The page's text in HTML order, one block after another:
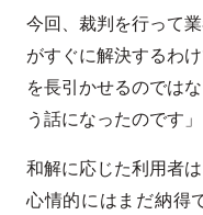
今回、裁判を行って
がすぐに解決するわ
を長引かせるのでは
う話になったのです」
和解に応じた利用者
心情的にはまだ納得